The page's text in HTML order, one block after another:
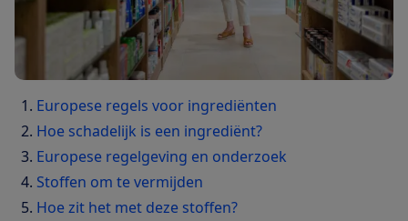
Europese regels voor ingrediënten
Hoe schadelijk is een ingrediënt?
Europese regelgeving en onderzoek
Stoffen om te vermijden
Hoe zit het met deze stoffen?